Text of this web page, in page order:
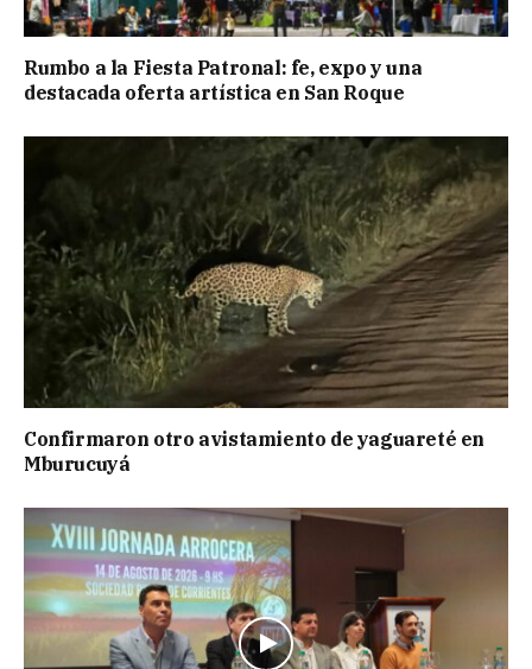
Rumbo a la Fiesta Patronal: fe, expo y una
destacada oferta artística en San Roque
Confirmaron otro avistamiento de yaguareté en
Mburucuyá